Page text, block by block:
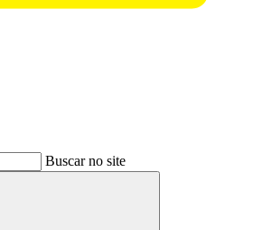
Buscar no site